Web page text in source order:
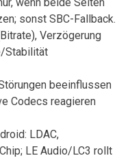
sonst SBC-Fallback.
Verzögerung
Stabilität
beeinflussen
Codecs reagieren
LDAC,
LE Audio/LC3 rollt